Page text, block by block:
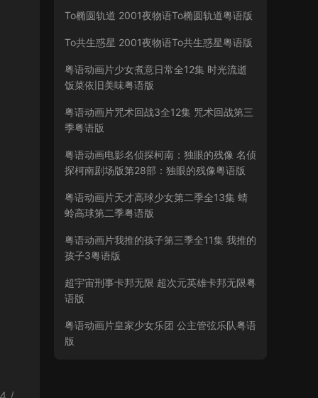
To椭圆轨道 2001夜物语To椭圆轨道粤语版
To共生惑星 2001夜物语To共生惑星粤语版
粤语动画片少女煮意日常全12集 时光流逝
饭菜依旧美味粤语版
粤语动画片咒术回战3全12集 咒术回战第三
季粤语版
粤语动画电影名侦探柯南：独眼的残像 名侦
探柯南剧场版第28部：独眼的残像粤语版
粤语动画片天才高球少女第二季全13集 蜻
蛉高球第二季粤语版
粤语动画片我推的孩子第三季全11集 我推的
孩子3粤语版
超宇宙刑事卡邦无限 超次元英雄卡邦无限粤
语版
粤语动画片皇家少女乐团 公主管弦乐队粤语
版